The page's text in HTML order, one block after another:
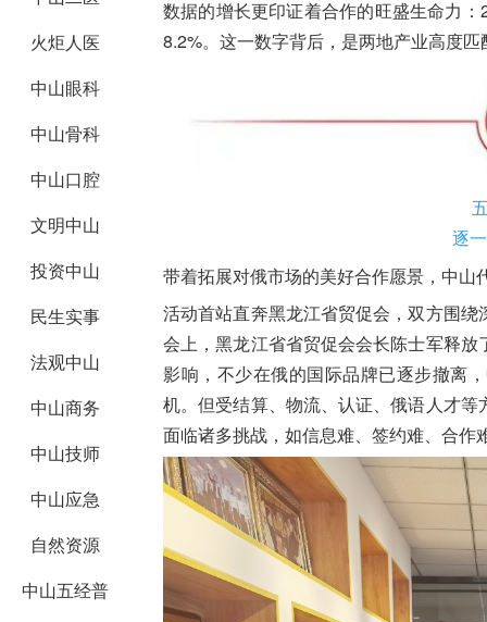
火炬人医
中山眼科
中山骨科
中山口腔
文明中山
投资中山
民生实事
法观中山
中山商务
中山技师
中山应急
自然资源
中山五经普
数据的增长更印证着合作的旺盛生命力
8.2%。这一数字背后，是两地产业高度
逐
带着拓展对俄市场的美好合作愿景，中山
活动首站直奔黑龙江省贸促会 ，双方围
会上，黑龙江省省贸促会会长陈士军释放
影响，不少在俄的国际品牌已逐步撤离
机。但受结算、物流、认证、俄语人才
面临诸多挑战，如信息难、签约难、合作